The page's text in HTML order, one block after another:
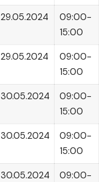
29.05.2024
09:00-
15:00
29.05.2024
09:00-
15:00
30.05.2024
09:00-
15:00
30.05.2024
09:00-
15:00
30.05.2024
09:00-